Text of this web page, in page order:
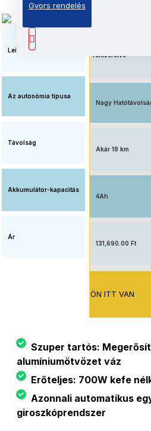
Gyors rendelés
Leírás
Az autonómia típusa
Távolság
Akkumulátor-kapacitás
Ár
felszerelve
Nagy
Akár 18 km
4Ah
131,690.00 Ft
ÖN ITT VAN
Szuper tartós:
alumíniumötvözet váz
Erőteljes: 700W kefe
Azonnali automatikus
giroszkóprendszer